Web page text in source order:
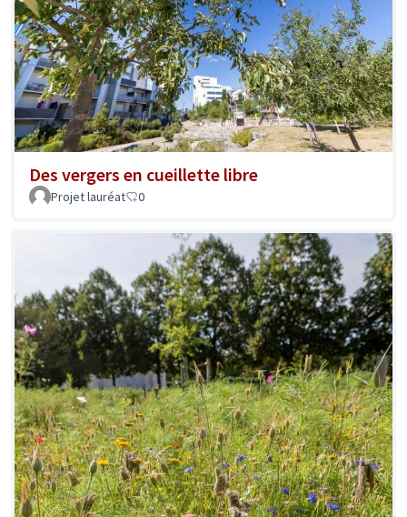
Des vergers en cueillette libre
Projet lauréat 0